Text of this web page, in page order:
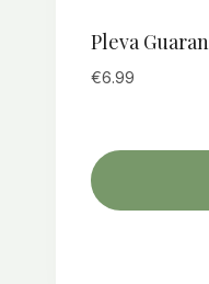
Pleva
€6.99